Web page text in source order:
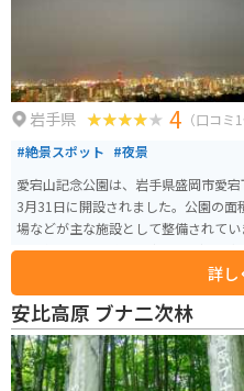
岩手県 4 （口コミ1
#絶景スポット #夜景
愛宕山記念公園は、岩手県盛岡市愛
3月31日に開設されました。公園の
場などが主な施設として整備されて
山に位置し、平成5年（1993年）に
ることができ、夜景スポットとして
様ゆかりの「ハマナス」が植えられ
て親しまれています。気軽に散歩に来
る市民の憩いの場として位置づけられています。 アクセス
らバスで40分（雑賀崎遊園下車後、
詳し
安比高原 ブナ二次林